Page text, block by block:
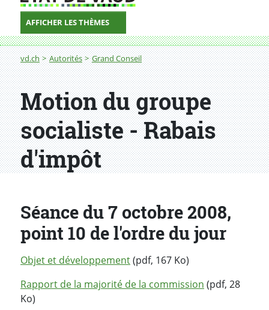
AFFICHER LES THÈMES
Fil d'Ariane
vd.ch Autorités Grand Conseil
Motion du groupe
socialiste - Rabais
d'impôt
Séance du 7 octobre 2008,
point 10 de l'ordre du jour
Objet et développement(pdf, 167 Ko)
Rapport de la majorité de la commission (pdf, 28
Ko)